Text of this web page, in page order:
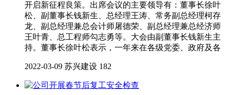
开启新征程良策。出席会议的主要领导有：董事长徐叶
松、副董事长钱新生、总经理王涛、常务副总经理柯存
龙、副总经理兼总会计师屠德荣、副总经理兼总经济师
王叶青、总工程师勾志勇等。大会由副董事长钱新生主
持。董事长徐叶松表示，一年来在各级党委、政府及各
2022-03-09 苏兴建设 182